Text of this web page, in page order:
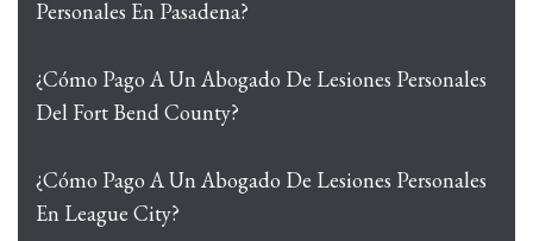
Personales En Pasadena?
¿Cómo Pago A Un Abogado De Lesiones Personales
Del Fort Bend County?
¿Cómo Pago A Un Abogado De Lesiones Personales
En League City?